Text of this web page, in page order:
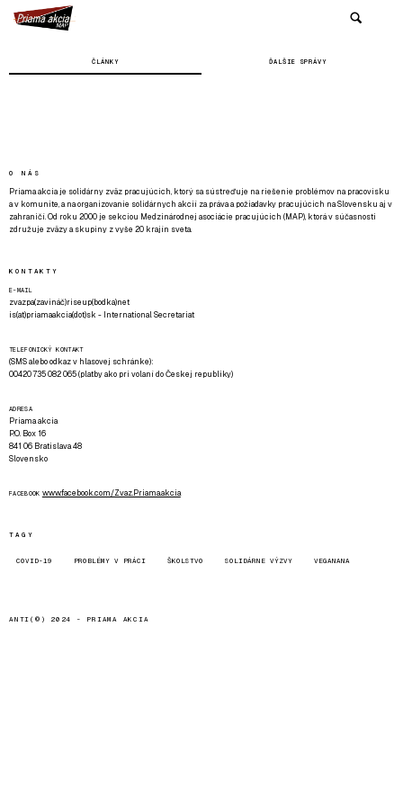
ČLÁNKY ĎALŠIE SPRÁVY
O NÁS
Priama akcia je solidárny zväz pracujúcich, ktorý sa sústreďuje na riešenie problémov na pracovisku
a v komunite, a na organizovanie solidárnych akcií za práva a požiadavky pracujúcich na Slovensku aj v
zahraničí. Od roku 2000 je sekciou Medzinárodnej asociácie pracujúcich (MAP), ktorá v súčasnosti
združuje zväzy a skupiny z vyše 20 krajín sveta.
KONTAKTY
E-MAIL
zvazpa(zavináč)riseup(bodka)net
is(at)priamaakcia(dot)sk - International Secretariat
TELEFONICKÝ KONTAKT
(SMS alebo odkaz v hlasovej schránke):
00420 735 082 065 (platby ako pri volaní do Českej republiky)
ADRESA
Priama akcia
P.O. Box 16
841 06 Bratislava 48
Slovensko
FACEBOOK www.facebook.com/Zvaz.Priama.akcia
TAGY
COVID-19 PROBLÉMY V PRÁCI ŠKOLSTVO SOLIDÁRNE VÝZVY VEGANANA
ANTI(©) 2024 - PRIAMA AKCIA